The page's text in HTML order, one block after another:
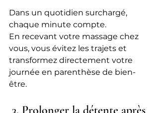
Dans un quotidien surchargé,
chaque minute compte.
En recevant votre massage chez
vous, vous évitez les trajets et
transformez directement votre
journée en parenthèse de bien-
être.
3. Prolonger la détente après